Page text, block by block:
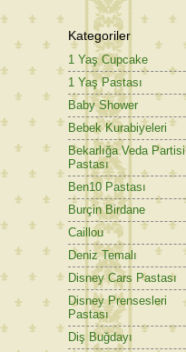
Kategoriler
1 Yaş Cupcake
1 Yaş Pastası
Baby Shower
Bebek Kurabiyeleri
Bekarlığa Veda Partisi
Pastası
Ben10 Pastası
Burçin Birdane
Caillou
Deniz Temalı
Disney Cars Pastası
Disney Prensesleri
Pastası
Diş Buğdayı